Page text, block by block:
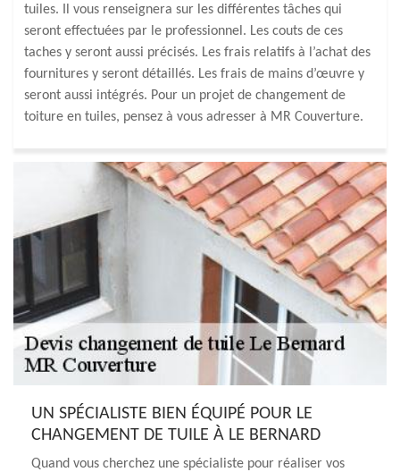
tuiles. Il vous renseignera sur les différentes tâches qui
seront effectuées par le professionnel. Les couts de ces
taches y seront aussi précisés. Les frais relatifs à l’achat des
fournitures y seront détaillés. Les frais de mains d’œuvre y
seront aussi intégrés. Pour un projet de changement de
toiture en tuiles, pensez à vous adresser à MR Couverture.
UN SPÉCIALISTE BIEN ÉQUIPÉ POUR LE
CHANGEMENT DE TUILE À LE BERNARD
Quand vous cherchez une spécialiste pour réaliser vos